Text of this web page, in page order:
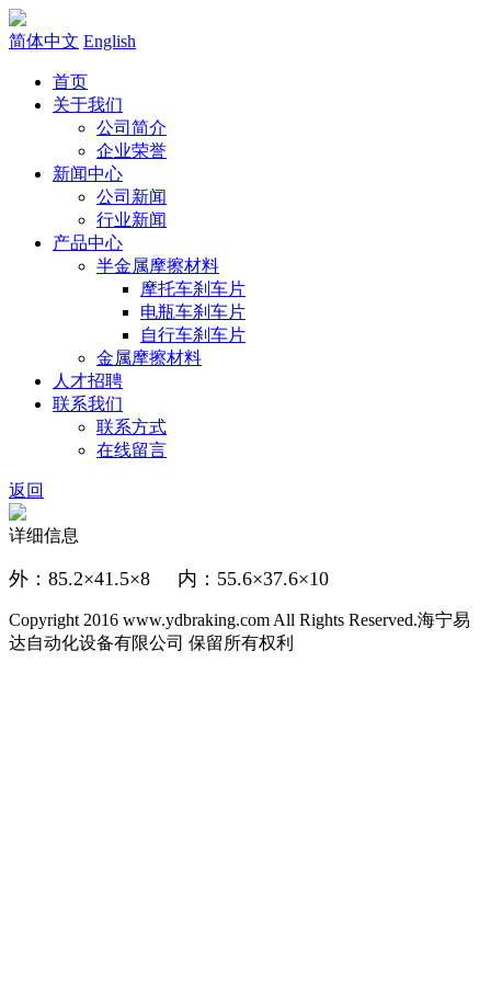
简体中文 English
首页
关于我们
公司简介
企业荣誉
新闻中心
公司新闻
行业新闻
产品中心
半金属摩擦材料
摩托车刹车片
电瓶车刹车片
自行车刹车片
金属摩擦材料
人才招聘
联系我们
联系方式
在线留言
返回
详细信息
外：85.2×41.5×8 内：55.6×37.6×10
Copyright 2016 www.ydbraking.com All Rights Reserved.海宁易
达自动化设备有限公司 保留所有权利